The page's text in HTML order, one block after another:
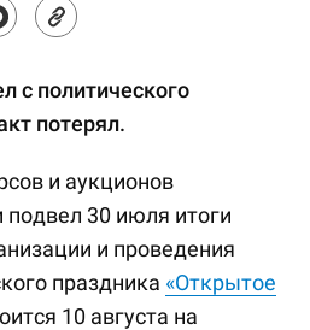
с политического
потерял.
и аукционов
подвел 30 июля итоги
и проведения
праздника «Открытое
10 августа на